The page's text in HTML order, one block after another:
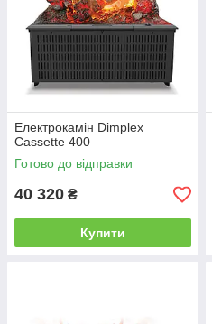
Електрокамін Dimplex
Cassette 400
Готово до відправки
40 320 ₴
Купити